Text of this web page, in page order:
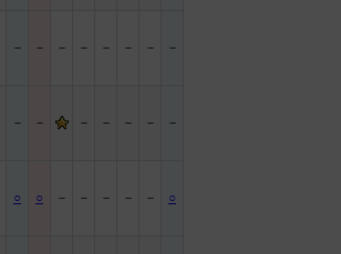
－ － － － － － － －
－ － － － － － －
○ ○ － － － － － ○